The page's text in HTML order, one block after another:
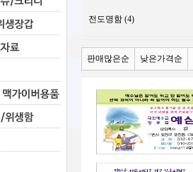
전도명함 (4)
판매많은순 낮은가격순